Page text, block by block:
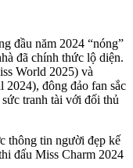
đầu năm 2024 “nóng”
đã chính thức lộ diện.
World 2025) và
đông đảo fan sắc
tranh tài với đối thủ
thông tin người đẹp kế
đấu Miss Charm 2024